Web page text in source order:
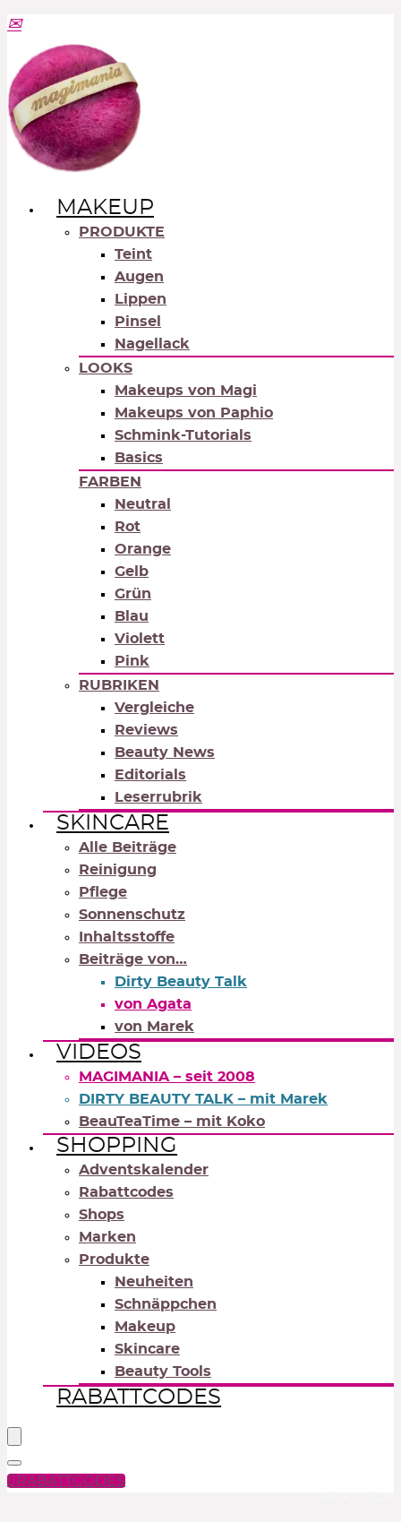
MAKEUP
PRODUKTE
Teint
Augen
Lippen
Pinsel
Nagellack
LOOKS
Makeups von Magi
Makeups von Paphio
Schmink-Tutorials
Basics
FARBEN
Neutral
Rot
Orange
Gelb
Grün
Blau
Violett
Pink
RUBRIKEN
Vergleiche
Reviews
Beauty News
Editorials
Leserrubrik
SKINCARE
Alle Beiträge
Reinigung
Pflege
Sonnenschutz
Inhaltsstoffe
Beiträge von…
Dirty Beauty Talk
von Agata
von Marek
VIDEOS
MAGIMANIA – seit 2008
DIRTY BEAUTY TALK – mit Marek
BeauTeaTime – mit Koko
SHOPPING
Adventskalender
Rabattcodes
Shops
Marken
Produkte
Neuheiten
Schnäppchen
Makeup
Skincare
Beauty Tools
RABATTCODES
RABATTCODES